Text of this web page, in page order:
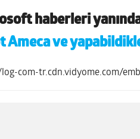
haberleri
Ameca ve
com-tr.cdn.vidyome.com/